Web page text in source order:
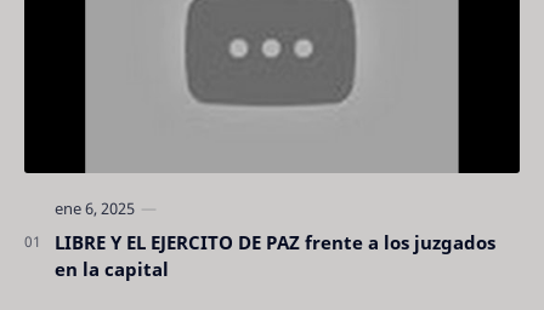
LIBRE Y EL EJERCITO DE PAZ frente a los juzgados
en la capital